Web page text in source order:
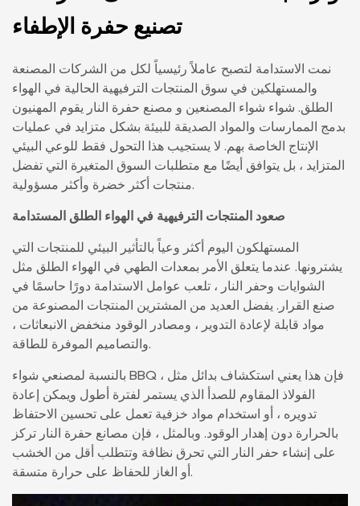
تصنيع حفرة الإطفاء
نمت الاستدامة لتصبح عاملاً رئيسياً لكل من الشركات المصنعة
والمستهلكين في سوق المنتجات الترفيهية الحالية في الهواء
الطلق. شواء شواء المصنعين و مصنع حفرة النار يقوم المهنيون
بدمج الممارسات والمواد الصديقة للبيئة بشكل متزايد في عمليات
الإنتاج الخاصة بهم. لا يستجيب هذا التحول فقط للوعي البيئي
المتزايد ، بل يتوافق أيضًا مع متطلبات السوق المتغيرة التي تفضل
منتجات أكثر خضرة وأكثر مسؤولية.
صعود المنتجات الترفيهية في الهواء الطلق المستدامة
المستهلكون اليوم أكثر وعياً بالتأثير البيئي للمنتجات التي
يشترونها. عندما يتعلق الأمر بمعدات الطهي في الهواء الطلق مثل
الشوايات وحفر النار ، تلعب عوامل الاستدامة دورًا حاسمًا في
صنع القرار. يفضل العديد من المشترين المنتجات المصنوعة من
مواد قابلة لإعادة التدوير ، ومصادر الوقود منخفض الانبعاثات ،
والتصاميم الموفرة للطاقة.
بالنسبة لمصنعي شواء BBQ ، فإن هذا يعني استكشاف بدائل مثل
الفولاذ المقاوم للصدأ الذي يستمر لفترة أطول ويمكن إعادة
تدويره ، أو استخدام مواد خزفية تعمل على تحسين الاحتفاظ
بالحرارة دون إهدار الوقود. وبالمثل ، فإن مصانع حفرة النار تركز
على إنشاء حفر النار التي تحرق نظافة وتتطلب أقل من الخشب
أو الغاز للحفاظ على حرارة متسقة.